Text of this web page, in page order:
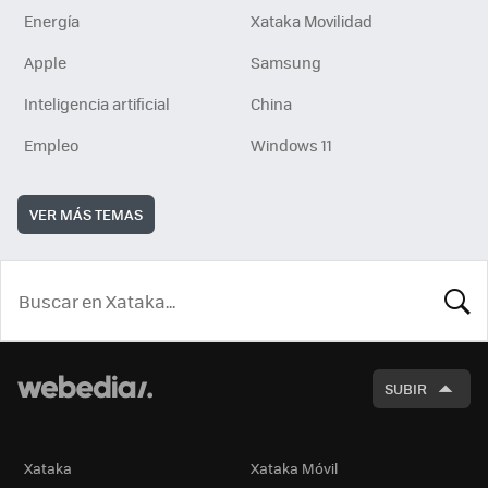
Energía
Xataka Movilidad
Apple
Samsung
Inteligencia artificial
China
Empleo
Windows 11
VER MÁS TEMAS
SUBIR
Xataka Xataka Móvil